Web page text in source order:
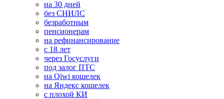
на 30 дней
без СНИЛС
безработным
пенсионерам
на рефинансирование
с 18 лет
через Госуслуги
под залог ПТС
на Qiwi кошелек
на Яндекс кошелек
с плохой КИ